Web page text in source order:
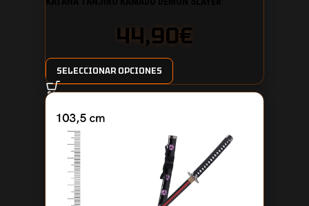
44,90€
SELECCIONAR OPCIONES